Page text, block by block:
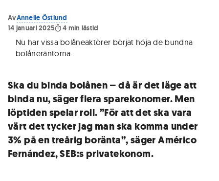
AvAnnelie Östlund
14 januari 2025
4 min lästid
Nu har vissa bolåneaktörer börjat höja de bundna
bolåneräntorna.
Ska du binda bolånen – då är det läge att
binda nu, säger flera sparekonomer. Men
löptiden spelar roll. ”För att det ska vara
värt det tycker jag man ska komma under
3% på en treårig boränta”, säger Américo
Fernández, SEB:s privatekonom.